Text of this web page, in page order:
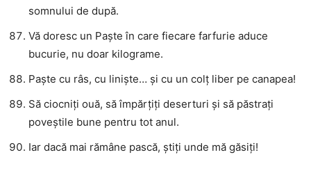
somnului de după.
Vă doresc un Paște în care fiecare farfurie aduce
bucurie, nu doar kilograme.
Paște cu râs, cu liniște… și cu un colț liber pe canapea!
Să ciocniți ouă, să împărțiți deserturi și să păstrați
poveștile bune pentru tot anul.
Iar dacă mai rămâne pască, știți unde mă găsiți!